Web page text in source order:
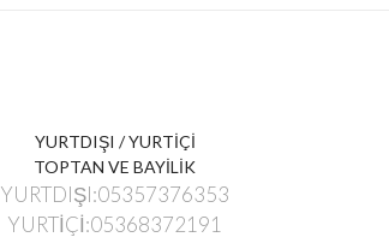
YURTDIŞI / YURTİÇİ
TOPTAN VE BAYİLİK
YURTDIŞI:05357376353
YURTİÇİ:05368372191